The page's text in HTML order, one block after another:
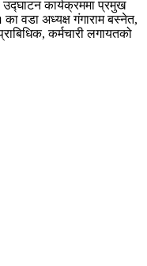
उद्घाटन कार्यक्रममा प्रमुख
वडा अध्यक्ष गंगाराम बस्नेत,
कर्मचारी लगायतको